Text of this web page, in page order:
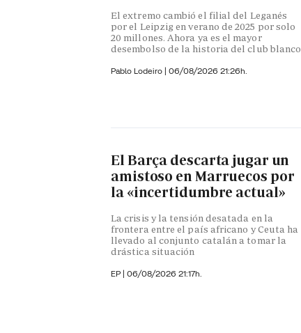
El extremo cambió el filial del Leganés
por el Leipzig en verano de 2025 por solo
20 millones. Ahora ya es el mayor
desembolso de la historia del club blanco
Pablo Lodeiro | 06/08/2026 21:26h.
El Barça descarta jugar un
amistoso en Marruecos por
la «incertidumbre actual»
La crisis y la tensión desatada en la
frontera entre el país africano y Ceuta ha
llevado al conjunto catalán a tomar la
drástica situación
EP | 06/08/2026 21:17h.